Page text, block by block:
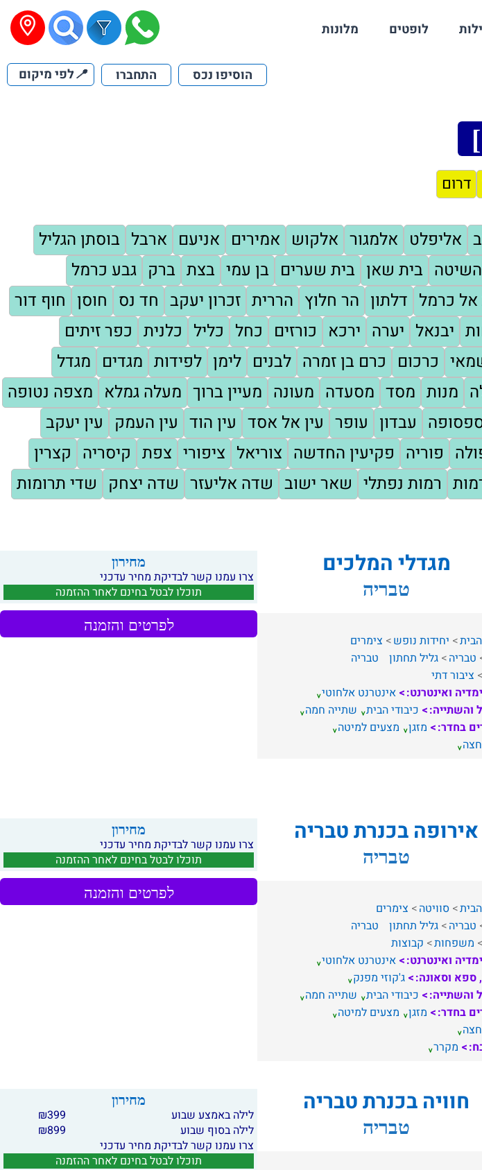
לופטים מלונות
הוסיפו נכס התחברו 📍לפי מיקום
]
דרום
אליפלט אלמגור אלקוש אמירים אניעם ארבל בוסתן הגליל
בית שאן בית שערים בן עמי בצת ברק גבע כרמל
אל כרמל דלתון הר חלוץ הררית זכרון יעקב חד נס חוסן חוף דור
יבנאל יערה ירכא כורזים כחל כליל כלנית כפר זיתים
כרכום כרם בן זמרה לבנים לימן לפידות מגדים מגדל
מנות מסד מסעדה מעונה מעיין ברוך מעלה גמלא מצפה נטופה
עבדון עופר עין אל אסד עין הוד עין העמק עין יעקב
פוריה פקיעין החדשה צוריאל ציפורי צפת קיסריה קצרין
רמות נפתלי שאר ישוב שדה אליעזר שדה יצחק שדי תרומות
מגדלי המלכים
טבריה
יחידות נופש
צימרים
טבריה גליל תחתון
טבריה
ציבור דתי
ואינטרנט:
אינטרנט אלחוטי
והשתייה:
כיבודי הבית שתייה חמה
בחדר:
מזגן מצעים למיטה
מחירון
צרו עמנו קשר לבדיקת מחיר עדכני
תוכלו לבטל בחינם לאחר ההזמנה
לפרטים והזמנה
אירופה בכנרת טבריה
טבריה
סוויטה
צימרים
טבריה גליל תחתון
טבריה
משפחות
קבוצות
ואינטרנט:
אינטרנט אלחוטי
ספא וסאונה:
ג'קוזי מפנק
והשתייה:
כיבודי הבית שתייה חמה
בחדר:
מזגן מצעים למיטה
מקרר
מחירון
צרו עמנו קשר לבדיקת מחיר עדכני
תוכלו לבטל בחינם לאחר ההזמנה
לפרטים והזמנה
חוויה בכנרת טבריה
טבריה
מחירון
לילה באמצע שבוע 399
₪
לילה בסוף שבוע
899
₪
צרו עמנו קשר לבדיקת מחיר עדכני
תוכלו לבטל בחינם לאחר ההזמנה